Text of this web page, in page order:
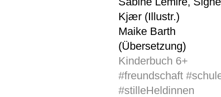
Kjær (Illustr.)
Maike Barth
(Übersetzung)
Kinderbuch 6+
#freundschaft
#stilleHeldinnen